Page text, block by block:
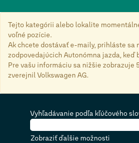
Tejto kategórii alebo lokalite
voľné pozície.
Ak chcete dostávať e-maily, prihláste sa
zodpovedajúcich Autonómna jazda, keď
Pre vašu informáciu sa nižšie zobrazuje
zverejnil Volkswagen AG.
Vyhľadávanie podľa kľúčového
Zobraziť ďalšie možnosti